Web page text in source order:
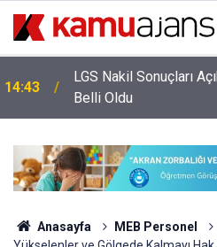
14:43
LGS Nakil Sonuçları
Belli Oldu
Anasayfa MEB Personel